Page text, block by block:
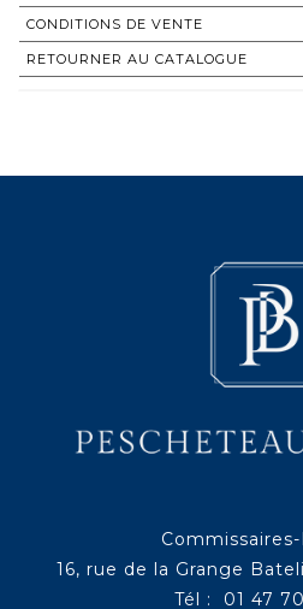
CONDITIONS DE VENTE
RETOURNER AU CATALOGUE
16, rue de la Grange
Tél : 01 47